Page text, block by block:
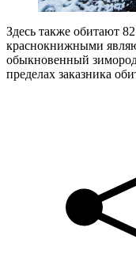
Здесь также обитают
краснокнижными
обыкновенный
пределах заказника